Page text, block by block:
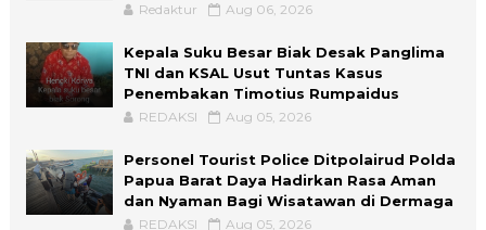
Redaktur Aug 06, 2026
Kepala Suku Besar Biak Desak Panglima
TNI dan KSAL Usut Tuntas Kasus
Penembakan Timotius Rumpaidus
REDAKSI Aug 05, 2026
Personel Tourist Police Ditpolairud Polda
Papua Barat Daya Hadirkan Rasa Aman
dan Nyaman Bagi Wisatawan di Dermaga
REDAKSI Aug 05, 2026